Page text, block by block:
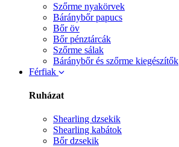
Szőrme nyakörvek
Báránybőr papucs
Bőr öv
Bőr pénztárcák
Szőrme sálak
Báránybőr és szőrme kiegészítők
Férfiak
Ruházat
Shearling dzsekik
Shearling kabátok
Bőr dzsekik